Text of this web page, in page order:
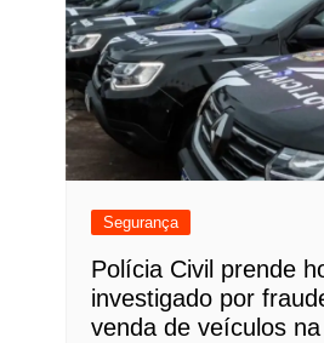
Segurança
Polícia Civil prende
investigado por
venda de veículos na